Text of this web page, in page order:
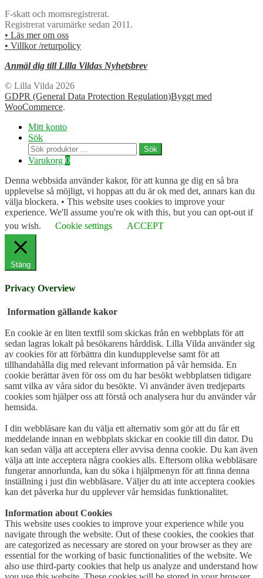
F-skatt och momsregistrerat.
Registrerat varumärke sedan 2011.
• Läs mer om oss
• Villkor /returpolicy
Anmäl dig till Lilla Vildas Nyhetsbrev
© Lilla Vilda 2026
GDPR (General Data Protection Regulation)Byggt med
WooCommerce.
Mitt konto
Sök
Sök
efter:
Sök
Varukorg 0
Denna webbsida använder kakor, för att kunna ge dig en så bra
upplevelse så möjligt, vi hoppas att du är ok med det, annars kan du
välja blockera. • This website uses cookies to improve your
experience. We'll assume you're ok with this, but you can opt-out if
you wish.
Cookie settings ACCEPT
Stäng
Privacy Overview
Information gällande kakor
En cookie är en liten textfil som skickas från en webbplats för att
sedan lagras lokalt på besökarens hårddisk. Lilla Vilda använder sig
av cookies för att förbättra din kundupplevelse samt för att
tillhandahålla dig med relevant information på vår hemsida. En
cookie berättar även för oss om du har besökt webbplatsen tidigare
samt vilka av våra sidor du besökte. Vi använder även tredjeparts
cookies som hjälper oss att förstå och analysera hur du använder vår
hemsida.
I din webbläsare kan du välja ett alternativ som gör att du får ett
meddelande innan en webbplats skickar en cookie till din dator. Du
kan sedan välja att acceptera eller avvisa denna cookie. Du kan även
välja att inte acceptera några cookies alls. Eftersom olika webbläsare
fungerar annorlunda, kan du söka i hjälpmenyn för att finna denna
inställning i just din webbläsare. Väljer du att inte acceptera cookies
kan det påverka hur du upplever vår hemsidas funktionalitet.
Information about Cookies
This website uses cookies to improve your experience while you
navigate through the website. Out of these cookies, the cookies that
are categorized as necessary are stored on your browser as they are
essential for the working of basic functionalities of the website. We
also use third-party cookies that help us analyze and understand how